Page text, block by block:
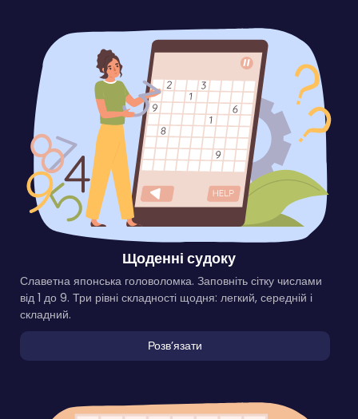
Щоденні судоку
Славетна японська головоломка. Заповніть сітку числами
від 1 до 9. Три рівні складності щодня: легкий, середній і
складний.
Розвʼязати